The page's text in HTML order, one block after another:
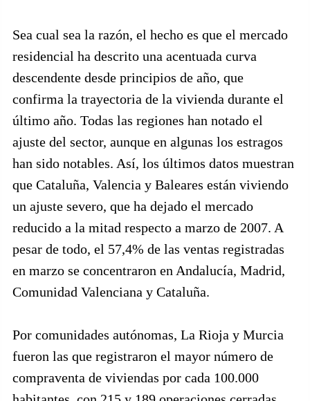
Sea cual sea la razón, el hecho es que el mercado
residencial ha descrito una acentuada curva
descendente desde principios de año, que
confirma la trayectoria de la vivienda durante el
último año. Todas las regiones han notado el
ajuste del sector, aunque en algunas los estragos
han sido notables. Así, los últimos datos muestran
que Cataluña, Valencia y Baleares están viviendo
un ajuste severo, que ha dejado el mercado
reducido a la mitad respecto a marzo de 2007. A
pesar de todo, el 57,4% de las ventas registradas
en marzo se concentraron en Andalucía, Madrid,
Comunidad Valenciana y Cataluña.
Por comunidades autónomas, La Rioja y Murcia
fueron las que registraron el mayor número de
compraventa de viviendas por cada 100.000